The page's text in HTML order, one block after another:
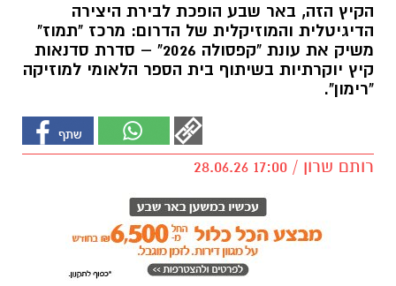
הקיץ הזה, באר שבע הופכת לבירת היצירה
הדיגיטלית והמוזיקלית של הדרום: מרכז "תמוז"
משיק את עונת "קפסולה 2026" – סדרת סדנאות
קיץ יוקרתיות בשיתוף בית הספר הלאומי למוזיקה
"רימון".
רותם שרון / 17:00 28.06.26